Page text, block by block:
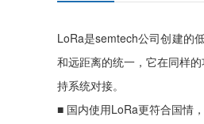
LoRa是semtech公司创建的
和远距离的统一，它在同样
持系统对接。
■ 国内使用LoRa更符合国情